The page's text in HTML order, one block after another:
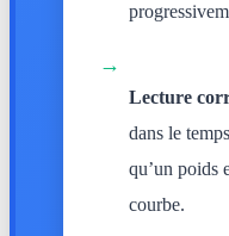
→
Lecture
dans le
qu’un poids
courbe.